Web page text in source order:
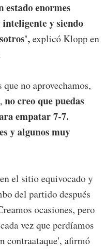
estado enormes
y siendo
explicó Klopp en
no aprovechamos,
no creo que puedas
empatar 7-7.
y algunos muy
el sitio equivocado y
del partido después
ocasiones, pero
vez que perdíamos
contraataque', afirmó